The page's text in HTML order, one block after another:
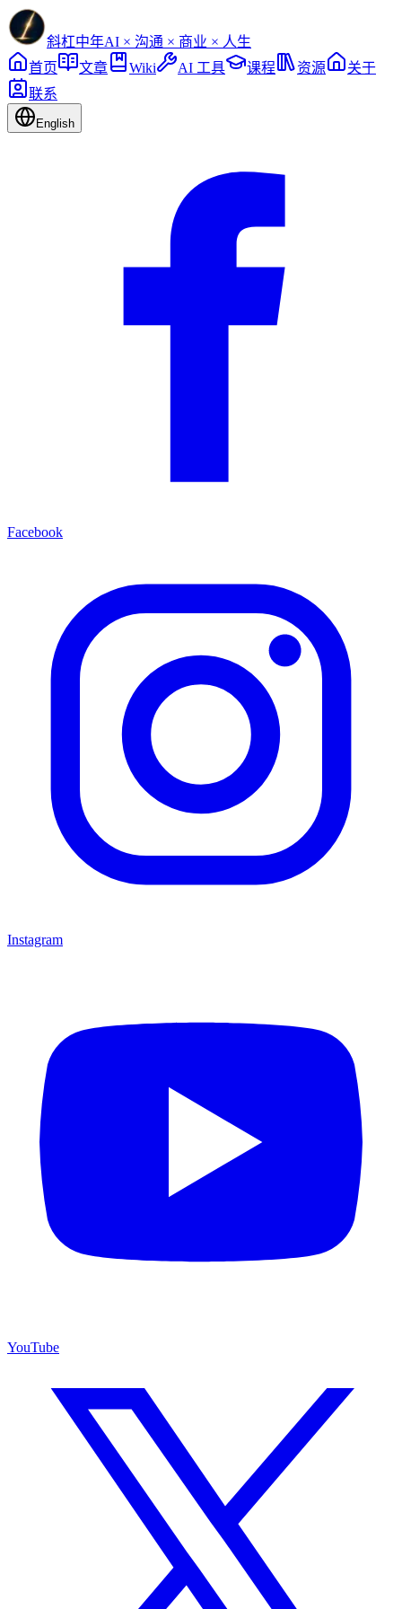
斜杠中年AI × 沟通 × 商业 × 人生
首页
文章 Wiki AI 工具 课程 资源
关于
联系
English
Facebook
Instagram
YouTube